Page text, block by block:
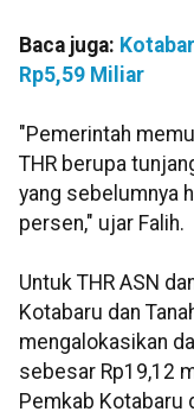
Baca juga:
Rp5,59 Miliar
"Pemerintah
THR berupa
yang sebelumnya
persen," ujar Falih.
Untuk THR ASN
Kotabaru dan
mengalokasikan
sebesar Rp19,12
Pemkab Kotabaru